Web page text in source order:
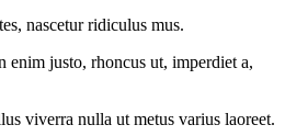
nascetur ridiculus mus.
enim justo, rhoncus ut, imperdiet a,
viverra nulla ut metus varius laoreet.